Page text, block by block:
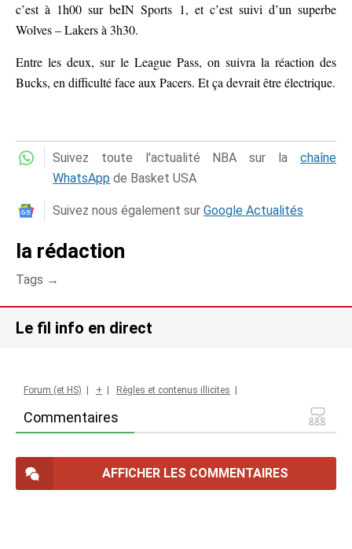
c’est à 1h00 sur beIN Sports 1, et c’est suivi d’un superbe
Wolves – Lakers à 3h30.
Entre les deux, sur le League Pass, on suivra la réaction des
Bucks, en difficulté face aux Pacers. Et ça devrait être électrique.
Suivez toute l'actualité NBA sur la chaîne
WhatsApp de Basket USA
Suivez nous également sur Google Actualités
la rédaction
Tags →
Le fil info en direct
Commentaires
Forum (et HS) + Règles et contenus illicites
AFFICHER LES COMMENTAIRES